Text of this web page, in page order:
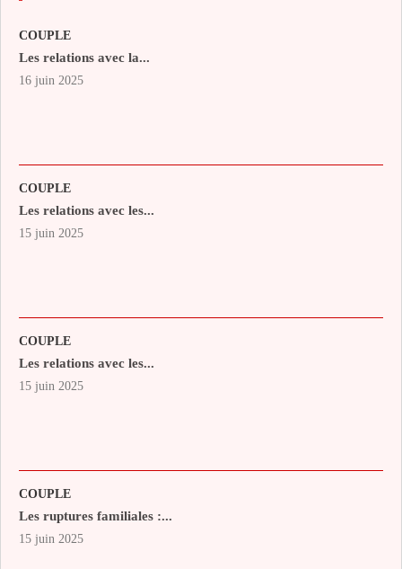
COUPLE
Les relations avec la...
16 juin 2025
COUPLE
Les relations avec les...
15 juin 2025
COUPLE
Les relations avec les...
15 juin 2025
COUPLE
Les ruptures familiales :...
15 juin 2025